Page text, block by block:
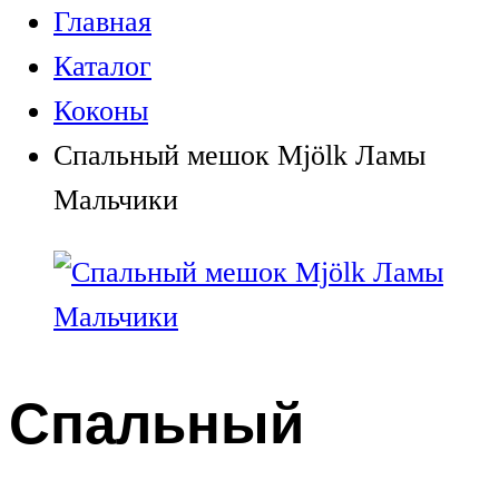
Главная
Каталог
Коконы
Спальный мешок Mjölk Ламы
Мальчики
Спальный